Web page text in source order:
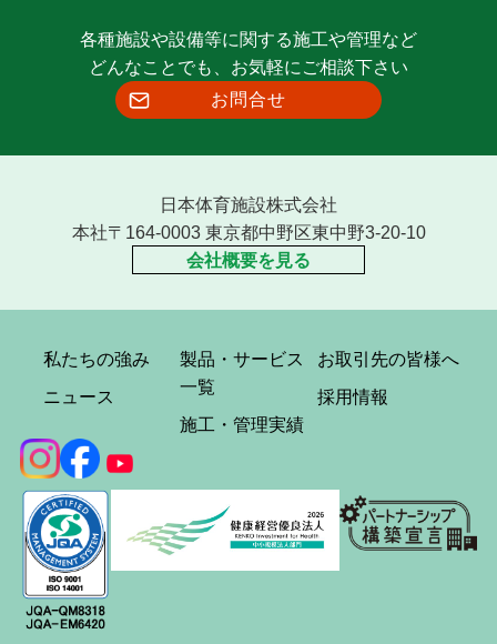
文字の見えづらさや操作にお困りの方へ
各種施設や設備等に関する施工や管理など
どんなことでも、お気軽にご相談下さい
お問合せ
日本体育施設株式会社
本社〒164-0003 東京都中野区東中野3-20-10
会社概要を見る
私たちの強み
ニュース
製品・サービス
一覧
施工・管理実績
お取引先の皆様へ
採用情報